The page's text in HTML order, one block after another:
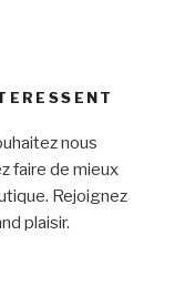
nous
faire de mieux
Rejoignez
plaisir.